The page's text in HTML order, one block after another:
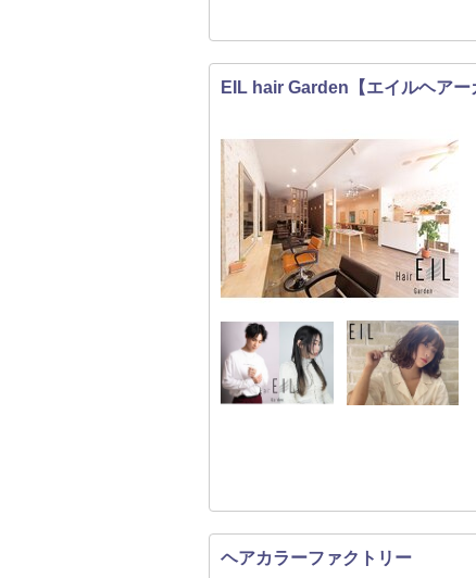
EIL hair Garden【エイルヘアー
ヘアカラーファクトリー